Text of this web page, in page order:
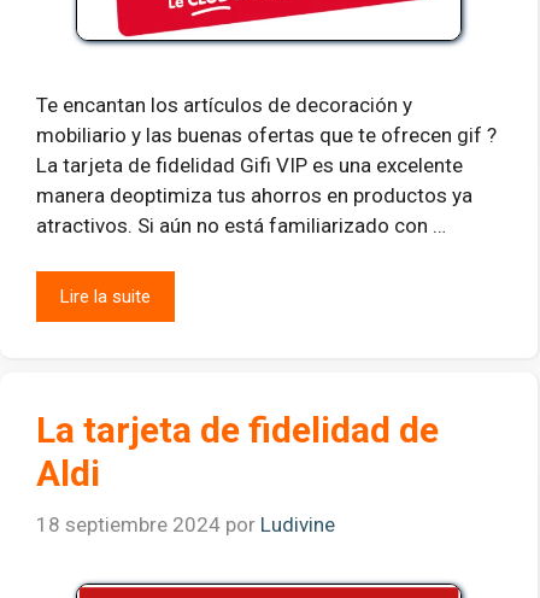
Te encantan los artículos de decoración y
mobiliario y las buenas ofertas que te ofrecen gif ?
La tarjeta de fidelidad Gifi VIP es una excelente
manera deoptimiza tus ahorros en productos ya
atractivos. Si aún no está familiarizado con …
Lire la suite
La tarjeta de fidelidad de
Aldi
18 septiembre 2024 por Ludivine